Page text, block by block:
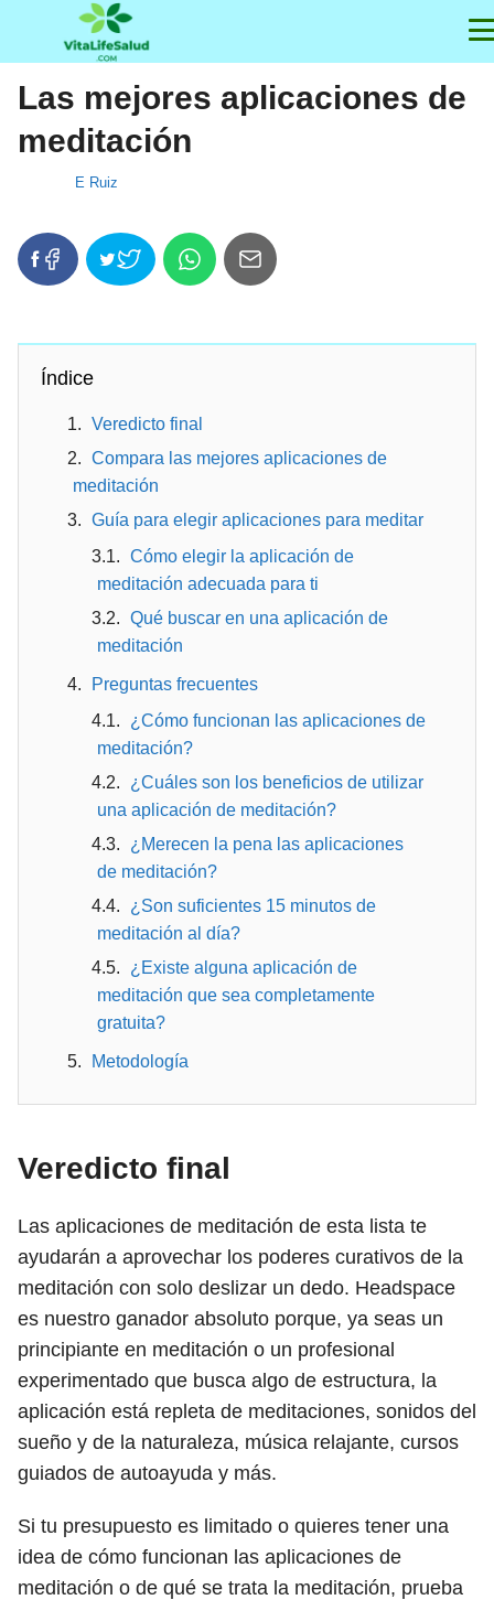
Las mejores aplicaciones de
meditación
E Ruiz
Índice
Veredicto final
Compara las mejores aplicaciones de
meditación
Guía para elegir aplicaciones para meditar
Cómo elegir la aplicación de
meditación adecuada para ti
Qué buscar en una aplicación de
meditación
Preguntas frecuentes
¿Cómo funcionan las aplicaciones de
meditación?
¿Cuáles son los beneficios de utilizar
una aplicación de meditación?
¿Merecen la pena las aplicaciones
de meditación?
¿Son suficientes 15 minutos de
meditación al día?
¿Existe alguna aplicación de
meditación que sea completamente
gratuita?
Metodología
Veredicto final
Las aplicaciones de meditación de esta lista te
ayudarán a aprovechar los poderes curativos de la
meditación con solo deslizar un dedo. Headspace
es nuestro ganador absoluto porque, ya seas un
principiante en meditación o un profesional
experimentado que busca algo de estructura, la
aplicación está repleta de meditaciones, sonidos del
sueño y de la naturaleza, música relajante, cursos
guiados de autoayuda y más.
Si tu presupuesto es limitado o quieres tener una
idea de cómo funcionan las aplicaciones de
meditación o de qué se trata la meditación, prueba